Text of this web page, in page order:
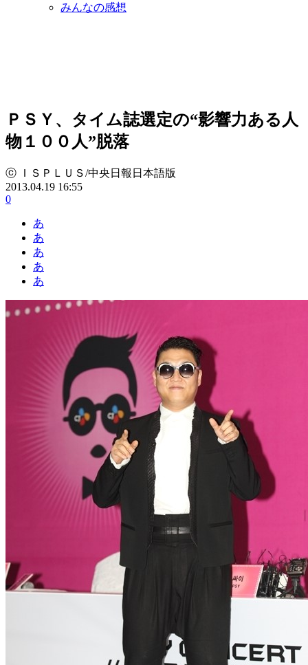
みんなの感想
ＰＳＹ、タイム誌選定の“影響力ある人
物１００人”脱落
ⓒ ＩＳＰＬＵＳ/中央日報日本語版
2013.04.19 16:55
0
あ
あ
あ
あ
あ